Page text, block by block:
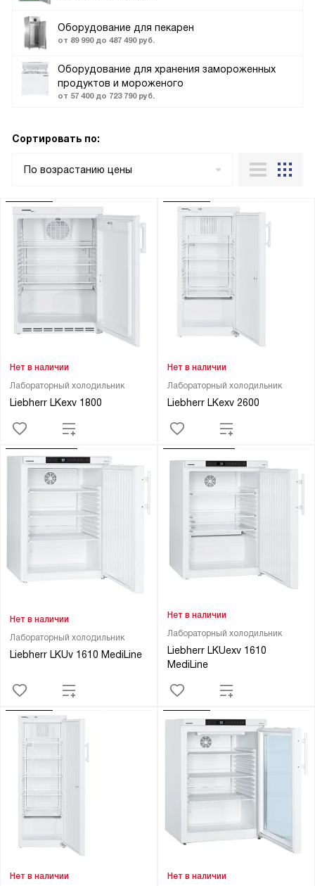
Оборудование для пекарен
от 89 990 до 487 490 руб.
Оборудование для хранения замороженных
продуктов и мороженого
от 57 400 до 723 790 руб.
Сортировать по:
По возрастанию цены
Лабораторный холодильник
Liebherr LKexv 1800
Нет в наличии
Лабораторный холодильник
Liebherr LKexv 2600
Нет в наличии
Лабораторный холодильник
Liebherr LKUv 1610 MediLine
Нет в наличии
Лабораторный холодильник
Liebherr LKUexv 1610
MediLine
Нет в наличии
Нет в наличии
Нет в наличии